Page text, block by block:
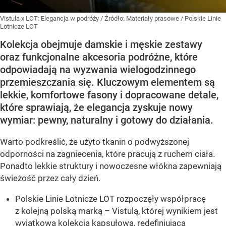
Vistula x LOT: Elegancja w podróży / Źródło: Materiały prasowe / Polskie Linie
Lotnicze LOT
Kolekcja obejmuje damskie i męskie zestawy
oraz funkcjonalne akcesoria podróżne, które
odpowiadają na wyzwania wielogodzinnego
przemieszczania się. Kluczowym elementem są
lekkie, komfortowe fasony i dopracowane detale,
które sprawiają, że elegancja zyskuje nowy
wymiar: pewny, naturalny i gotowy do działania.
Warto podkreślić, że użyto tkanin o podwyższonej
odporności na zagniecenia, które pracują z ruchem ciała.
Ponadto lekkie struktury i nowoczesne włókna zapewniają
świeżość przez cały dzień.
Polskie Linie Lotnicze LOT rozpoczęły współpracę
z kolejną polską marką – Vistulą, której wynikiem jest
wyjątkowa kolekcja kapsułowa, redefiniująca